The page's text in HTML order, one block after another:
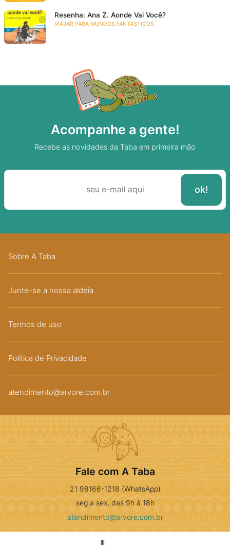
Resenha: Ana Z. Aonde Vai Você?
VIAJAR PARA MUNDOS FANTÁSTICOS
Acompanhe a gente!
Recebe as novidades da Taba em primeira mão
Sobre A Taba
Junte-se a nossa aldeia
Termos de uso
Política de Privacidade
atendimento@arvore.com.br
Fale com A Taba
21 98166-1218 (WhatsApp)
seg a sex, das 9h à 18h
atendimento@arvore.com.br